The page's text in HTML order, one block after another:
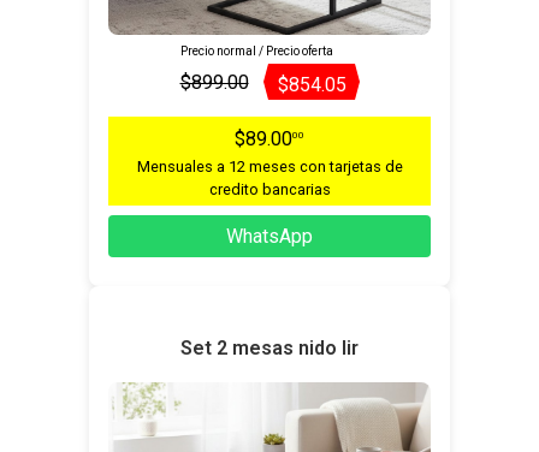
Precio normal / Precio oferta
$899.00 $854.05
$89.0000
Mensuales a 12 meses con tarjetas de
credito bancarias
WhatsApp
Set 2 mesas nido lir